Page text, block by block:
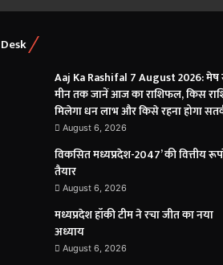
Aaj Ka Rashifal 7 August 2026:
मीन तक जानें आज का राशिफल, किस
मिलेगा धन लाभ और किसे रहना होगा
August 6, 2026
विकसित मध्यप्रदेश-2047’ की वित्तीय
तैयार
August 6, 2026
मध्यप्रदेश हॉकी टीम ने रचा जीत का नया
अध्याय
August 6, 2026